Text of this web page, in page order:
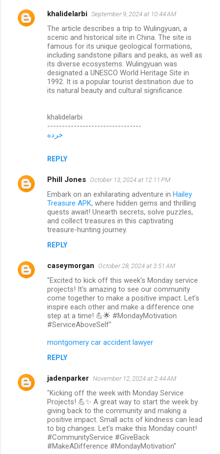
khalidelarbi September 9, 2024 at 10:44 AM
The article describes a trip to Wulingyuan, a
scenic and historical site in China. The site is
famous for its unique geological formations,
including sandstone pillars and peaks, as well as
its diverse ecosystems. Wulingyuan was
designated a UNESCO World Heritage Site in
1992. It is a popular tourist destination due to
its natural beauty and cultural significance.
khalidelarbi
--------------------------------
خرده
REPLY
Phill Jones October 13, 2024 at 12:11 PM
Embark on an exhilarating adventure in Hailey
Treasure APK, where hidden gems and thrilling
quests await! Unearth secrets, solve puzzles,
and collect treasures in this captivating
treasure-hunting journey.
REPLY
caseymorgan October 28, 2024 at 3:51 AM
"Excited to kick off this week's Monday service
projects! It's amazing to see our community
come together to make a positive impact. Let’s
inspire each other and make a difference one
step at a time! 💪🌟 #MondayMotivation
#ServiceAboveSelf"
montgomery car accident lawyer
REPLY
jadenparker November 12, 2024 at 2:44 AM
"Kicking off the week with Monday Service
Projects! 💪✨ A great way to start the week by
giving back to the community and making a
positive impact. Small acts of kindness can lead
to big changes. Let’s make this Monday count!
#CommunityService #GiveBack
#MakeADifference #MondayMotivation"